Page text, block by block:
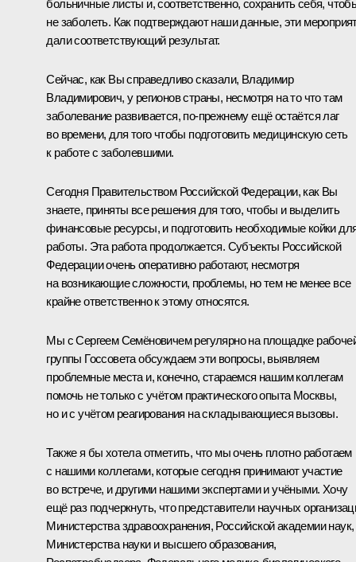
больничные листы и, соответственно, сохранить себя,
не заболеть. Как подтверждают наши данные, эти
дали соответствующий результат.
Сейчас, как Вы справедливо сказали, Владимир
Владимирович, у регионов страны, несмотря на то что там
заболевание развивается, по-прежнему ещё остаётся лаг
во времени, для того чтобы подготовить медицинскую сеть
к работе с заболевшими.
Сегодня Правительством Российской Федерации, как Вы
знаете, приняты все решения для того, чтобы и выделить
финансовые ресурсы, и подготовить необходимые койки
работы. Эта работа продолжается. Субъекты Российской
Федерации очень оперативно работают, несмотря
на возникающие сложности, проблемы, но тем не менее все
крайне ответственно к этому относятся.
Мы с Сергеем Семёновичем регулярно на площадке
группы Госсовета обсуждаем эти вопросы, выявляем
проблемные места и, конечно, стараемся нашим коллегам
помочь не только с учётом практического опыта Москвы,
но и с учётом реагирования на складывающиеся вызовы.
Также я бы хотела отметить, что мы очень плотно работаем
с нашими коллегами, которые сегодня принимают участие
во встрече, и другими нашими экспертами и учёными. Хочу
ещё раз подчеркнуть, что представители научных
Министерства здравоохранения, Российской академии наук,
Министерства науки и высшего образования,